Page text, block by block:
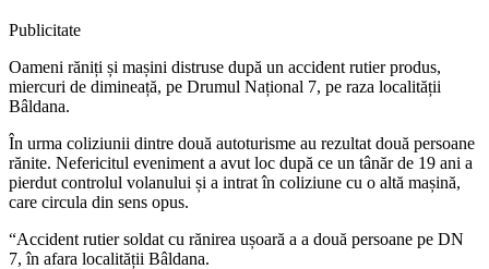
Publicitate
Oameni răniți și mașini distruse după un accident rutier produs,
miercuri de dimineață, pe Drumul Național 7, pe raza localității
Bâldana.
În urma coliziunii dintre două autoturisme au rezultat două persoane
rănite. Nefericitul eveniment a avut loc după ce un tânăr de 19 ani a
pierdut controlul volanului și a intrat în coliziune cu o altă mașină,
care circula din sens opus.
“Accident rutier soldat cu rănirea ușoară a a două persoane pe DN
7, în afara localității Bâldana.